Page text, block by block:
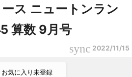
ス ニュートンラン
5 算数 9月号
sync 2022/11/15
お気に入り未登録